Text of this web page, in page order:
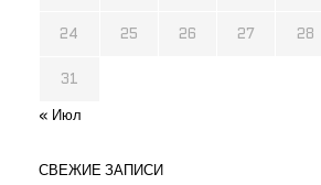
24 25 26 27 28
31
« Июл
СВЕЖИЕ ЗАПИСИ